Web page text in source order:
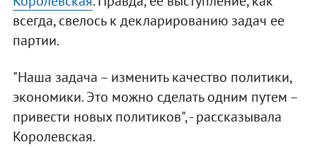
всегда, свелось к декларированию задач ее
партии.
"Наша задача – изменить качество политики,
экономики. Это можно сделать одним путем –
привести новых политиков", - рассказывала
Королевская.